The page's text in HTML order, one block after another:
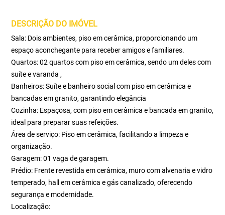
DESCRIÇÃO DO IMÓVEL
Sala: Dois ambientes, piso em cerâmica, proporcionando um
espaço aconchegante para receber amigos e familiares.
Quartos: 02 quartos com piso em cerâmica, sendo um deles com
suíte e varanda ,
Banheiros: Suíte e banheiro social com piso em cerâmica e
bancadas em granito, garantindo elegância
Cozinha: Espaçosa, com piso em cerâmica e bancada em granito,
ideal para preparar suas refeições.
Área de serviço: Piso em cerâmica, facilitando a limpeza e
organização.
Garagem: 01 vaga de garagem.
Prédio: Frente revestida em cerâmica, muro com alvenaria e vidro
temperado, hall em cerâmica e gás canalizado, oferecendo
segurança e modernidade.
Localização: